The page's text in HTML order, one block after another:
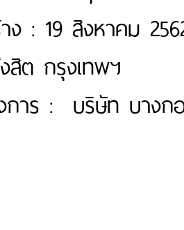
ง : 19 สิงหาคม
ต กรุงเทพฯ
งการ : บริษัท บาง